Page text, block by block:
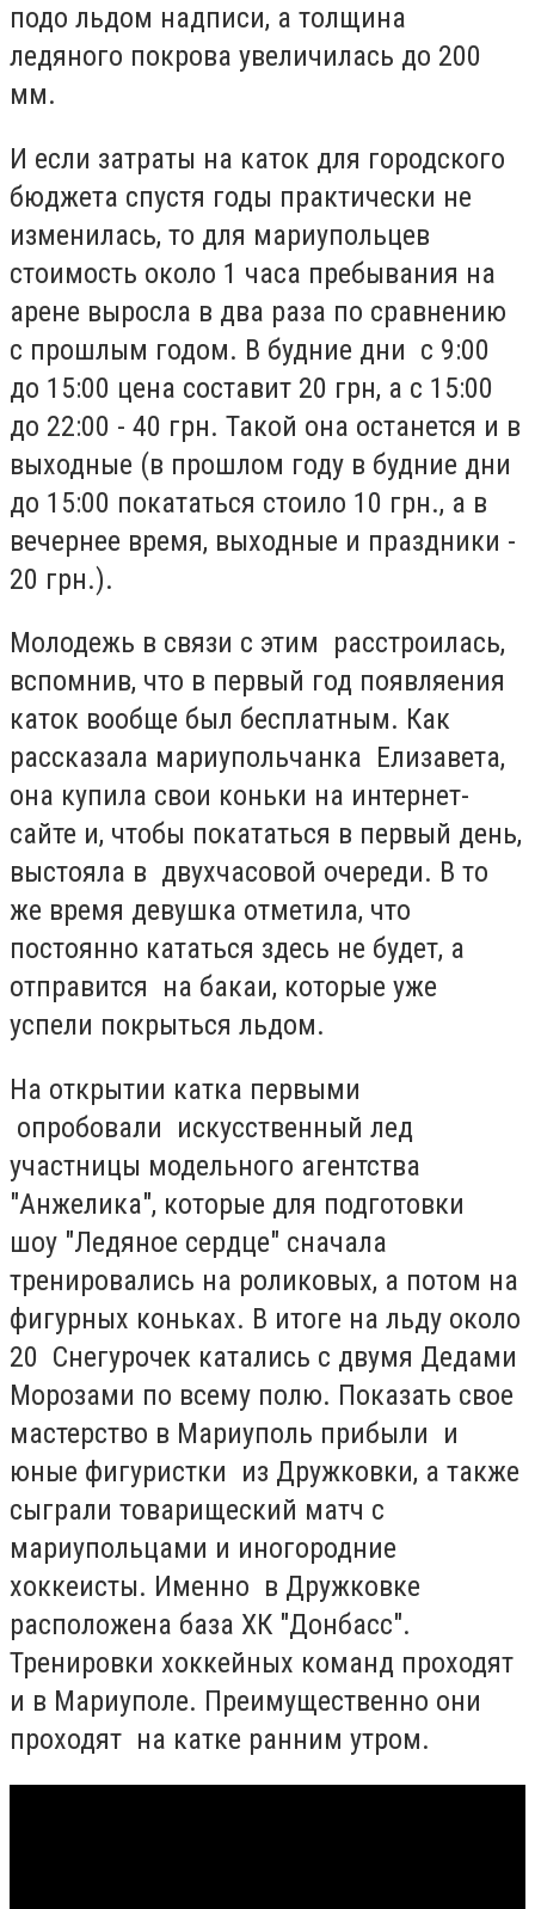
подо льдом надписи, а толщина
ледяного покрова увеличилась до 200
мм.
И если затраты на каток для городского
бюджета спустя годы практически не
изменилась, то для мариупольцев
стоимость около 1 часа пребывания на
арене выросла в два раза по сравнению
с прошлым годом. В будние дни с 9:00
до 15:00 цена составит 20 грн, а с 15:00
до 22:00 - 40 грн. Такой она останется и в
выходные (в прошлом году в будние дни
до 15:00 покататься стоило 10 грн., а в
вечернее время, выходные и праздники -
20 грн.).
Молодежь в связи с этим расстроилась,
вспомнив, что в первый год появляения
каток вообще был бесплатным. Как
рассказала мариупольчанка Елизавета,
она купила свои коньки на интернет-
сайте и, чтобы покататься в первый день,
выстояла в двухчасовой очереди. В то
же время девушка отметила, что
постоянно кататься здесь не будет, а
отправится на бакаи, которые уже
успели покрыться льдом.
На открытии катка первыми
опробовали искусственный лед
участницы модельного агентства
"Анжелика", которые для подготовки
шоу "Ледяное сердце" сначала
тренировались на роликовых, а потом на
фигурных коньках. В итоге на льду около
20 Снегурочек катались с двумя Дедами
Морозами по всему полю. Показать свое
мастерство в Мариуполь прибыли и
юные фигуристки из Дружковки, а также
сыграли товарищеский матч с
мариупольцами и иногородние
хоккеисты. Именно в Дружковке
расположена база ХК "Донбасс".
Тренировки хоккейных команд проходят
и в Мариуполе. Преимущественно они
проходят на катке ранним утром.